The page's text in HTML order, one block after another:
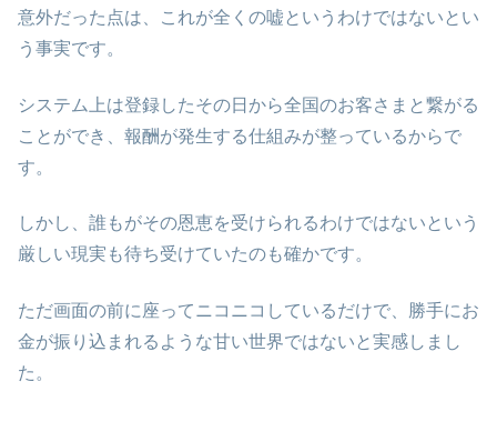
意外だった点は、これが全くの嘘というわけではないとい
う事実です。
システム上は登録したその日から全国のお客さまと繋がる
ことができ、報酬が発生する仕組みが整っているからで
す。
しかし、誰もがその恩恵を受けられるわけではないという
厳しい現実も待ち受けていたのも確かです。
ただ画面の前に座ってニコニコしているだけで、勝手にお
金が振り込まれるような甘い世界ではないと実感しまし
た。